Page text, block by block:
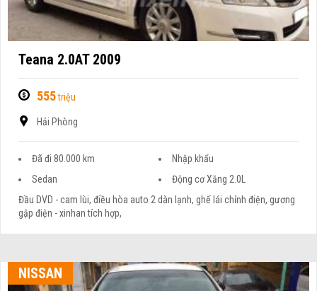
Teana 2.0AT 2009
555triệu
Hải Phòng
Đã đi 80.000 km
Nhập khẩu
Sedan
Động cơ Xăng 2.0L
Đầu DVD - cam lùi, điều hòa auto 2 dàn lạnh, ghế lái chỉnh điện, gương
gập điện - xinhan tích hợp,
NISSAN